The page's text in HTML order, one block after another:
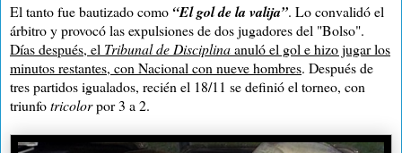
El tanto fue bautizado como“El gol de la valija”. Lo convalidó el
árbitro y provocó las expulsiones de dos jugadores del "Bolso".
Días después, el Tribunal de Disciplinaanuló el gol e hizo jugar los
minutos restantes, con Nacional con nueve hombres. Después de
tres partidos igualados, recién el 18/11 se definió el torneo, con
triunfotricolorpor3 a 2.